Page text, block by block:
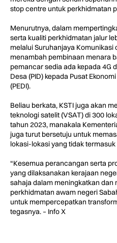
stop centre untuk perkhidmatan
Menurutnya, dalam
serta kualiti perkhidmatan jalur
melalui Suruhanjaya
menambah pembinaan menara
pemancar sedia ada kepada 4G
Desa (PID) kepada Pusat
(PEDI).
Beliau berkata, KSTI juga akan
teknologi satelit (VSAT) di 300
tahun 2023, manakala
juga turut bersetuju untuk
lokasi-lokasi yang tidak
“Kesemua perancangan serta
yang dilaksanakan kerajaan
sahaja dalam meningkatkan dan
perkhidmatan awam negeri
untuk mempercepatkan
tegasnya. – Info X